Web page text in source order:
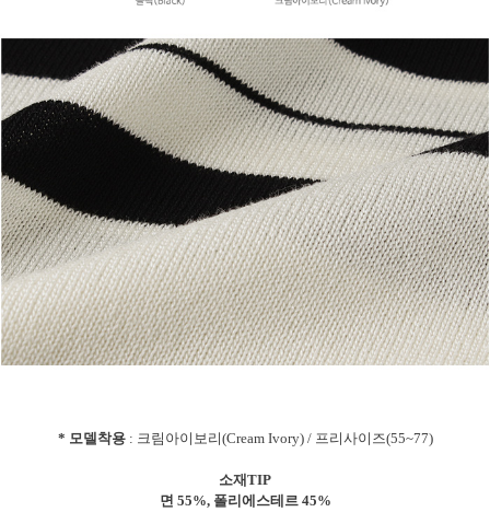
* 모델착용: 크림아이보리(Cream Ivory) / 프리사이즈(55~77)
소재TIP
면 55%, 폴리에스테르 45%